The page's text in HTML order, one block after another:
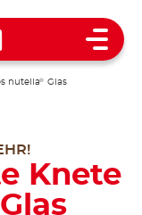
Open
nutella® Glas
Knete
Glas